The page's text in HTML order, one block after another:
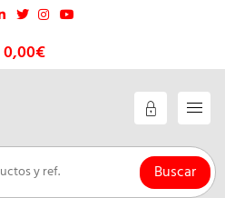
0,00€
Buscar